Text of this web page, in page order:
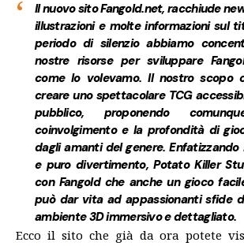
Il nuovo sito Fangold.net, racchiude
illustrazioni e molte informazioni sul
periodo di silenzio abbiamo
nostre risorse per sviluppare
come lo volevamo. Il nostro scopo
creare uno spettacolare TCG
pubblico, proponendo
coinvolgimento e la profondità di
dagli amanti del genere.
e puro divertimento,Potato Killer
con Fangold che anche un gioco
può dar vita ad appassionanti sfide
ambiente 3D immersivo e dettagliato.
Ecco il sito che già da ora potete